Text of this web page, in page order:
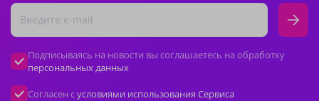
Подписываясь на новости вы соглашаетесь на обработку
персональных данных
Согласен сусловиями использования Сервиса